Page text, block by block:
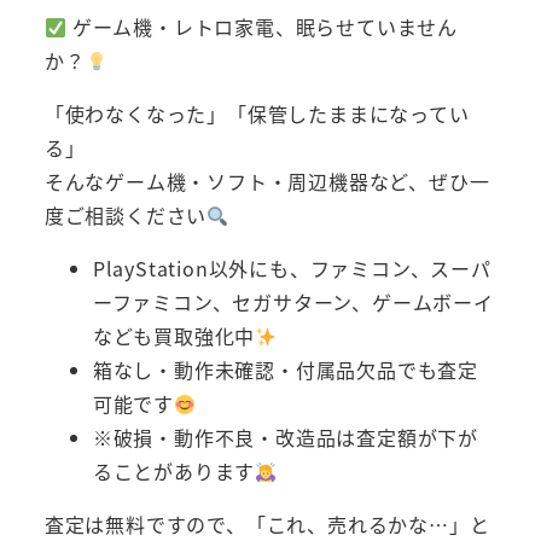
ゲーム機・レトロ家電、眠らせていません
か？
「使わなくなった」「保管したままになってい
る」
そんなゲーム機・ソフト・周辺機器など、ぜひ一
度ご相談ください
PlayStation以外にも、ファミコン、スーパ
ーファミコン、セガサターン、ゲームボーイ
なども買取強化中
箱なし・動作未確認・付属品欠品でも査定
可能です
※破損・動作不良・改造品は査定額が下が
ることがあります
査定は無料ですので、「これ、売れるかな…」と